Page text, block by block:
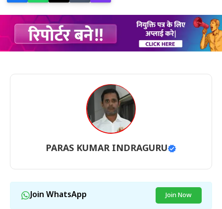
PARAS KUMAR INDRAGURU
Join WhatsApp Join Now